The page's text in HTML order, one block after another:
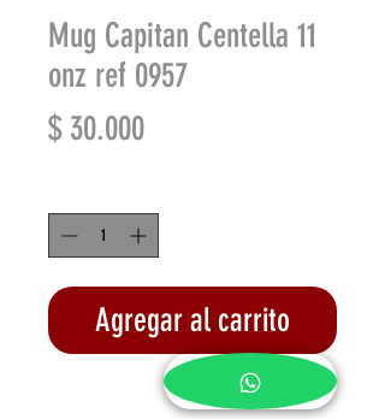
Mug Capitan Centella 11
onz ref 0957
$ 30.000Precio
Agregar al carrito
Realizar compra